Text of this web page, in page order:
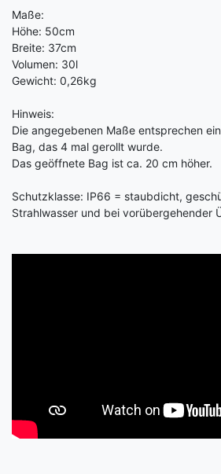
Maße:
Höhe: 50cm
Breite: 37cm
Volumen: 30l
Gewicht: 0,26kg
Hinweis:
Die angegebenen Maße entsprechen
Bag, das 4 mal gerollt wurde.
Das geöffnete Bag ist ca. 20 cm höher.
Schutzklasse: IP66 = staubdicht,
Strahlwasser und bei vorübergehender